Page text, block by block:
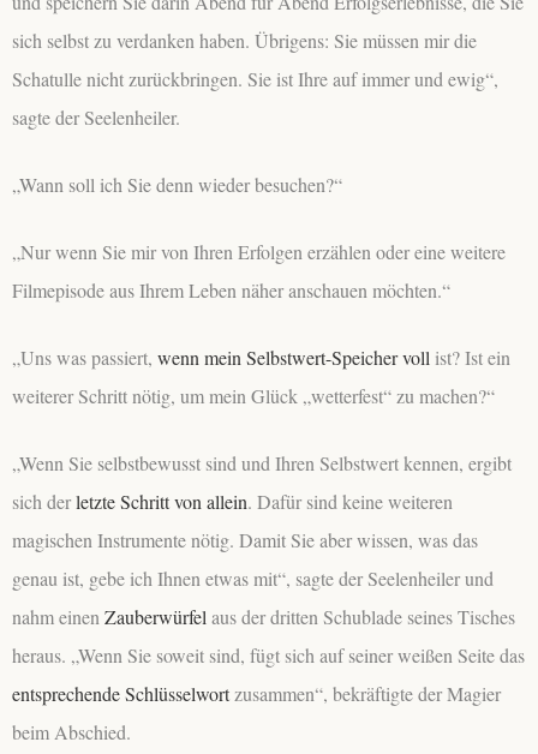
sich selbst zu verdanken haben. Übrigens: Sie müssen mir die
Schatulle nicht zurückbringen. Sie ist Ihre auf immer und ewig“,
sagte der Seelenheiler.
„Wann soll ich Sie denn wieder besuchen?“
„Nur wenn Sie mir von Ihren Erfolgen erzählen oder eine weitere
Filmepisode aus Ihrem Leben näher anschauen möchten.“
„Uns was passiert, wenn mein Selbstwert-Speicher voll ist? Ist ein
weiterer Schritt nötig, um mein Glück „wetterfest“ zu machen?“
„Wenn Sie selbstbewusst sind und Ihren Selbstwert kennen, ergibt
sich derletzte Schritt von allein. Dafür sind keine weiteren
magischen Instrumente nötig. Damit Sie aber wissen, was das
genau ist, gebe ich Ihnen etwas mit“, sagte der Seelenheiler und
nahm einen Zauberwürfel aus der dritten Schublade seines Tisches
heraus. „Wenn Sie soweit sind, fügt sich auf seiner weißen Seite das
entsprechende Schlüsselwortzusammen“, bekräftigte der Magier
beim Abschied.